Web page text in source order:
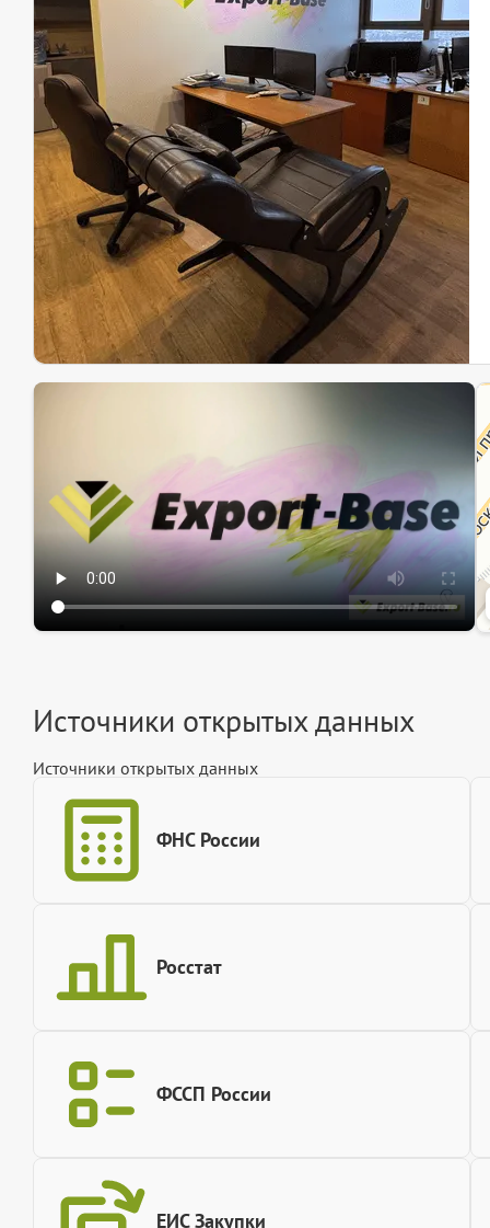
Источники открытых данных
Источники открытых данных
ФНС России
Росстат
ФССП России
ЕИС Закупки